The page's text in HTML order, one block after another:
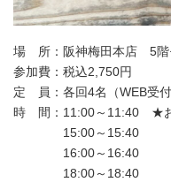
場 所：阪神梅田本店 5階
参加費：税込2,750円
定 員：各回4名（WEB受付
時 間：11:00～11:40 ★
15:00～15:40
16:00～16:40
18:00～18:40